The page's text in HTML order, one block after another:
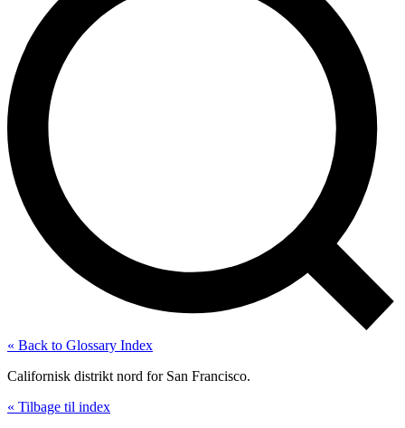
« Back to Glossary Index
Californisk distrikt nord for San Francisco.
« Tilbage til index